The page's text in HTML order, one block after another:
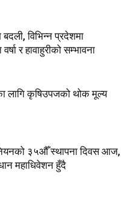
विभिन्न प्रदेशमा
र हावाहुरीको सम्भावना
लागि कृषिउपजको थोक मूल्य
३५औँ स्थापना दिवस आज,
महाधिवेशन हुँदै